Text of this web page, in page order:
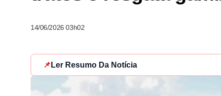
14/06/2026 03h02
📌 Ler Resumo Da Notícia